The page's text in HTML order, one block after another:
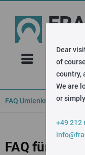
FAQ Umlenkrollen
FAQ für
Dear
of
country,
We are
or
+49 212